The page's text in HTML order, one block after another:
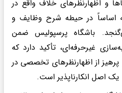
و اظهارنظرهای خلاف واقع در
در حیطه شرح وظایف و
باشگاه پرسپولیس ضمن
غیرحرفه‌ای، تأکید دارد که
از اظهارنظرهای تخصصی در
یک اصل انکارناپذیر است.